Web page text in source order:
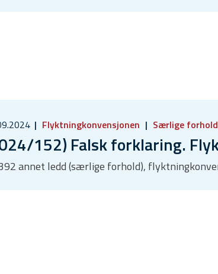
Flyktningkonvensjonen Særlige forhold
152) Falsk forklaring.
annet ledd (særlige forhold),